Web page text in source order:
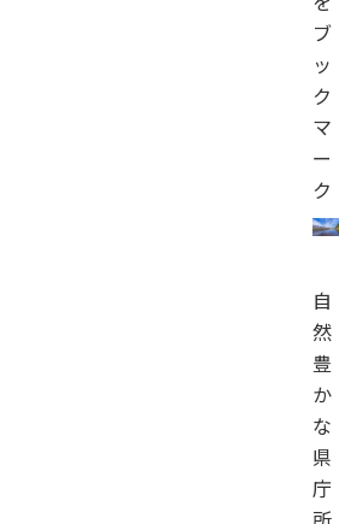
ブ
ッ
ク
マ
ー
ク
自
然
豊
か
な
県
庁